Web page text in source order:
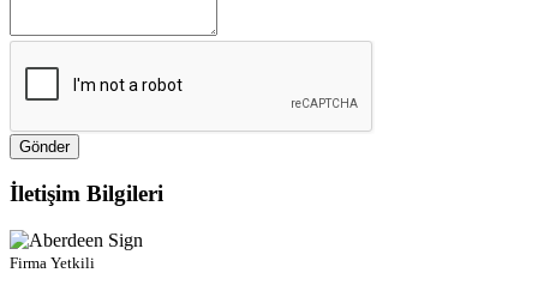
Gönder
İletişim Bilgileri
Firma Yetkili